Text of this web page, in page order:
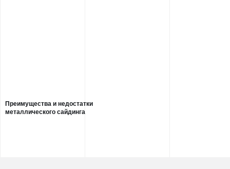
Преимущества и недостатки
металлического сайдинга